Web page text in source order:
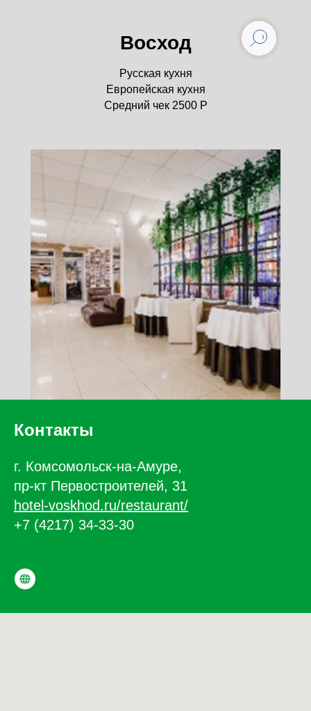
Восход
Русская кухня
Европейская кухня
Средний чек 2500 Р
Контакты
г. Комсомольск-на-Амуре,
пр-кт Первостроителей, 31
hotel-voskhod.ru/restaurant/
+7 (4217) 34-33-30